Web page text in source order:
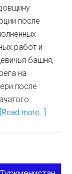
после
работ и
башня,
на
после
[Read more...]